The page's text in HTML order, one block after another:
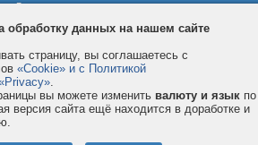
Правила и условия
обработку данных на нашем сайте
страницу, вы соглашаетесь с
«Cookie» и с Политикой
.
вы можете изменить валюту и язык по
версия сайта ещё находится в доработке и